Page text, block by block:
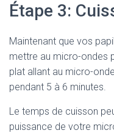
Étape 3:
Maintenant que vos
mettre au micro-ondes
plat allant au micro-
pendant 5 à 6 minutes.
Le temps de cuisson
puissance de votre